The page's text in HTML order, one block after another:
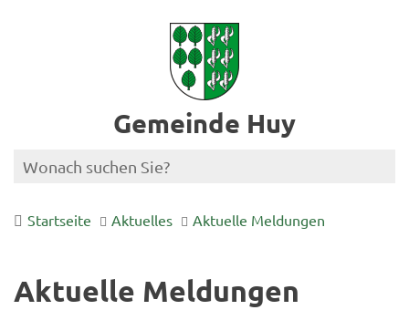
Gemeinde Huy
Startseite Aktuelles Aktuelle Meldungen
Aktuelle Meldungen